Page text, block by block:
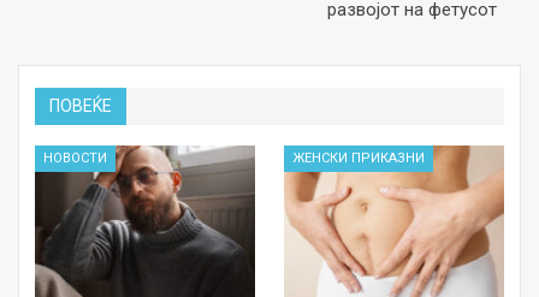
развојот на фетусот
ПОВЕЌЕ
НОВОСТИ ЖЕНСКИ ПРИКАЗНИ